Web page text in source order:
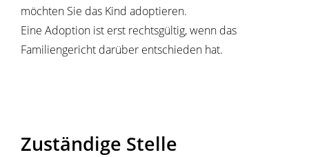
möchten Sie das Kind adoptieren.
Eine Adoption ist erst rechtsgültig, wenn das
Familiengericht darüber entschieden hat.
Zuständige Stelle